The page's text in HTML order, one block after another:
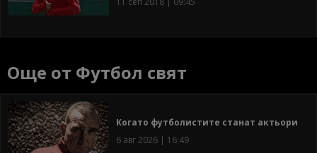
Още от Футбол свят
Когато футболистите станат актьори
6 авг 2026 | 16:49